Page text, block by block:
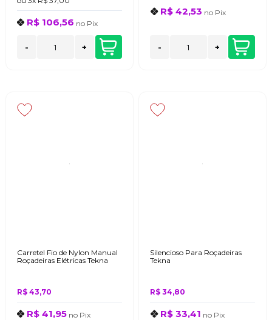
R$ 106,56 no Pix
- +
R$ 42,53 no Pix
- +
Carretel Fio de Nylon Manual
Roçadeiras Elétricas Tekna
R$ 43,70
R$ 41,95 no Pix
Silencioso Para Roçadeiras
Tekna
R$ 34,80
R$ 33,41 no Pix